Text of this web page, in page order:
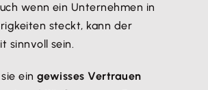
wenn ein Unternehmen in
steckt, kann der
sinnvoll sein.
ein gewisses Vertrauen